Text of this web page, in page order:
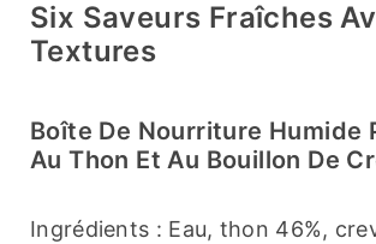
Six Saveurs Fraîches
Textures
Boîte De Nourriture Humide
Au Thon Et Au Bouillon De
Ingrédients : Eau, thon 46%,